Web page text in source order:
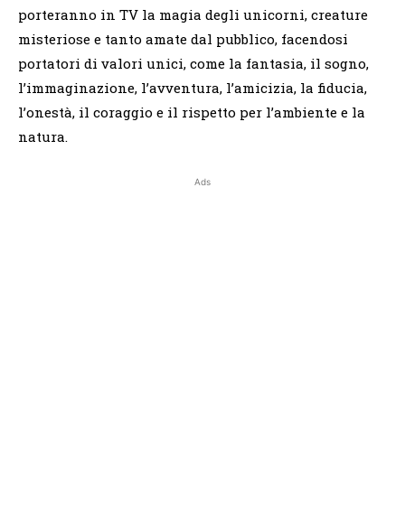
porteranno in TV la magia degli unicorni, creature
misteriose e tanto amate dal pubblico, facendosi
portatori di valori unici, come la fantasia, il sogno,
l’immaginazione, l’avventura, l’amicizia, la fiducia,
l’onestà, il coraggio e il rispetto per l’ambiente e la
natura.
Ads